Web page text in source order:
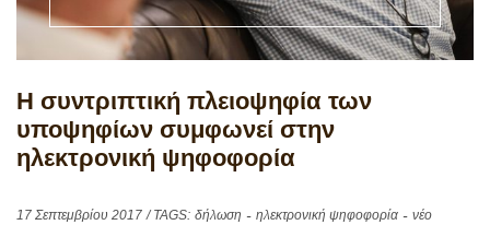
Η συντριπτική πλειοψηφία των
υποψηφίων συμφωνεί στην
ηλεκτρονική ψηφοφορία
17 Σεπτεμβρίου 2017 / TAGS: δήλωση ηλεκτρονική ψηφοφορία
νέο